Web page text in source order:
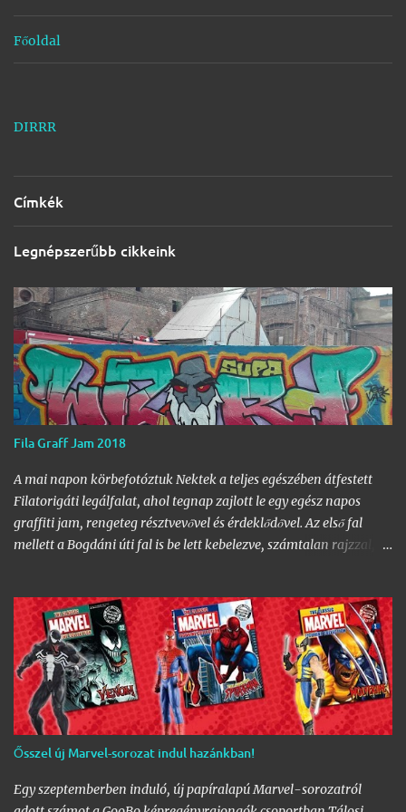
k
Főoldal
DIRRR
Címkék
Legnépszerűbb cikkeink
Fila Graff Jam 2018
A mai napon körbefotóztuk Nektek a teljes egészében átfestett
Filatorigáti legálfalat, ahol tegnap zajlott le egy egész napos
graffiti jam, rengeteg résztvevővel és érdeklődővel. Az első fal
mellett a Bogdáni úti fal is be lett kebelezve, számtalan rajzzal, és
graffiti jam rajzaival!
Ősszel új Marvel-sorozat indul hazánkban!
Egy szeptemberben induló, új papíralapú Marvel-sorozatról